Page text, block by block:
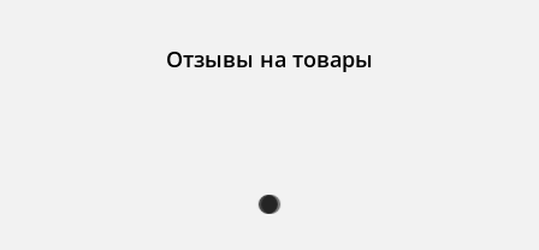
Отзывы на товары